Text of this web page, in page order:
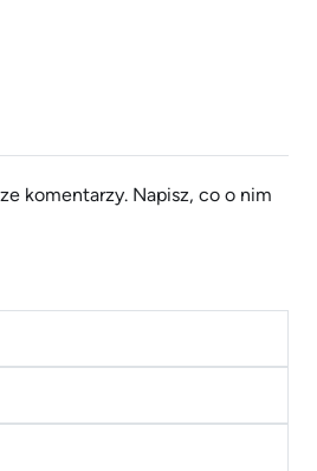
komentarzy. Napisz, co o nim